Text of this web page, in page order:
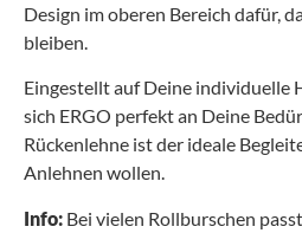
Design im oberen Bereich dafür,
bleiben.
Eingestellt auf Deine individuelle
sich ERGO perfekt an Deine
Rückenlehne ist der ideale
Anlehnen wollen.
Info: Bei vielen Rollburschen